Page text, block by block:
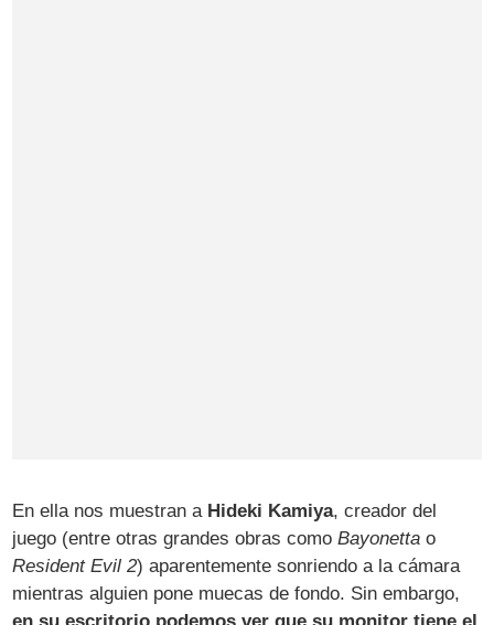
En ella nos muestran a Hideki Kamiya, creador del
juego (entre otras grandes obras comoBayonetta o
Resident Evil 2) aparentemente sonriendo a la cámara
mientras alguien pone muecas de fondo. Sin embargo,